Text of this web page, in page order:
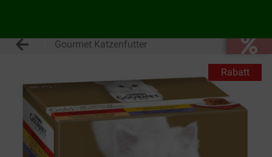
Gourmet Katzenfutter
Rabatt